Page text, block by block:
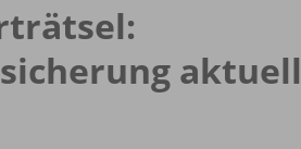
aktuell